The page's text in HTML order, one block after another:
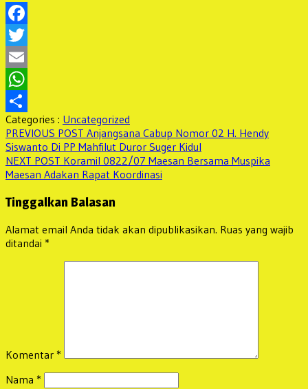
Facebook
Twitter
Email
WhatsApp
Share
Categories : Uncategorized
Navigasi
pos
PREVIOUS POST Previous
post:
Anjangsana Cabup Nomor 02 H. Hendy
Siswanto Di PP Mahfilut Duror Suger Kidul
NEXT POST Next
post:
Koramil 0822/07 Maesan Bersama Muspika
Maesan Adakan Rapat Koordinasi
Tinggalkan Balasan
Alamat email Anda tidak akan dipublikasikan. Ruas yang wajib
ditandai *
Komentar *
Nama *